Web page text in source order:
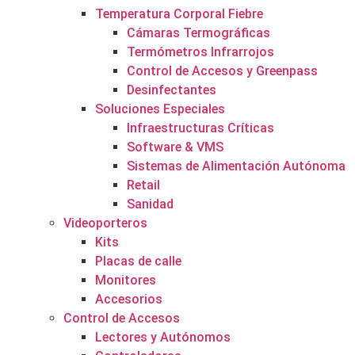
Temperatura Corporal Fiebre
Cámaras Termográficas
Termómetros Infrarrojos
Control de Accesos y Greenpass
Desinfectantes
Soluciones Especiales
Infraestructuras Críticas
Software & VMS
Sistemas de Alimentación Autónoma
Retail
Sanidad
Videoporteros
Kits
Placas de calle
Monitores
Accesorios
Control de Accesos
Lectores y Autónomos